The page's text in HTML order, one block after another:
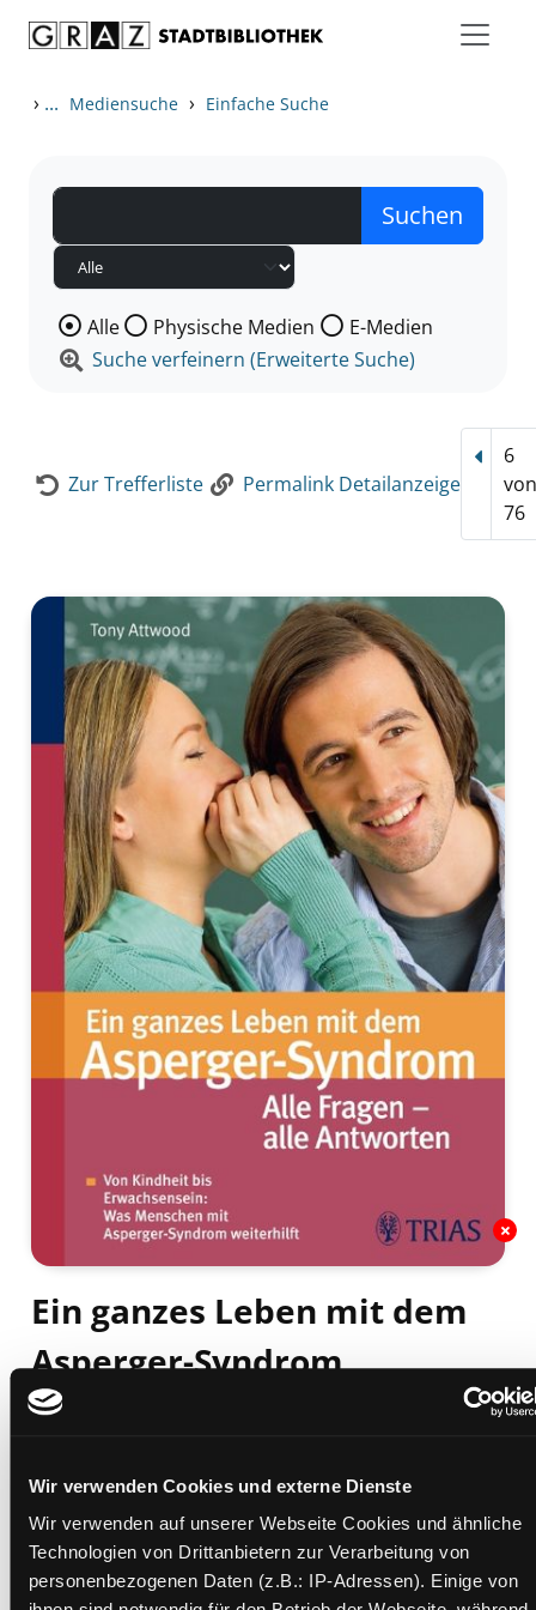
Wir verwenden Cookies und externe Dienste
Wir verwenden auf unserer Webseite Cookies und ähnliche
Technologien von Drittanbietern zur Verarbeitung von
personenbezogenen Daten (z.B.: IP-Adressen). Einige von
› ... Mediensuche › Einfache Suche
Wählen Sie die Medienart nach der Sie suchen wollen.
Alle Physische Medien
E-Medien
Suche verfeinern (Erweiterte Suche)
Zur Trefferliste Permalink Detailanzeige
6
76
Ein ganzes Leben mit dem
Asperger-Syndrom
alle Fragen - alle Antworten ; : alle Fragen - alle
Mediengruppe:Sachbuch
Verfasser:Suche nach diesem Verfasser
Attwood, Tony
Beschreibung ein-/ausblenden